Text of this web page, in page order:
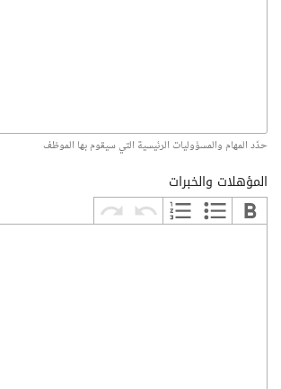
حدّد المهام والمسؤوليات الرئيسية التي سيقوم بها الموظف
المؤهلات والخبرات